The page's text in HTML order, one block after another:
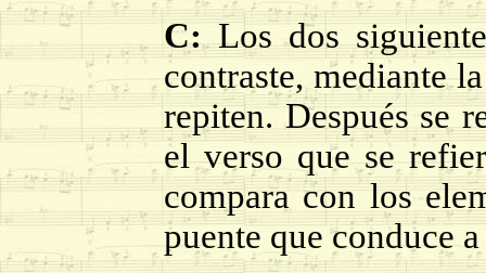
C:Los dos
contraste, mediante
repiten. Después se
el verso que se
compara con los
puente que conduce